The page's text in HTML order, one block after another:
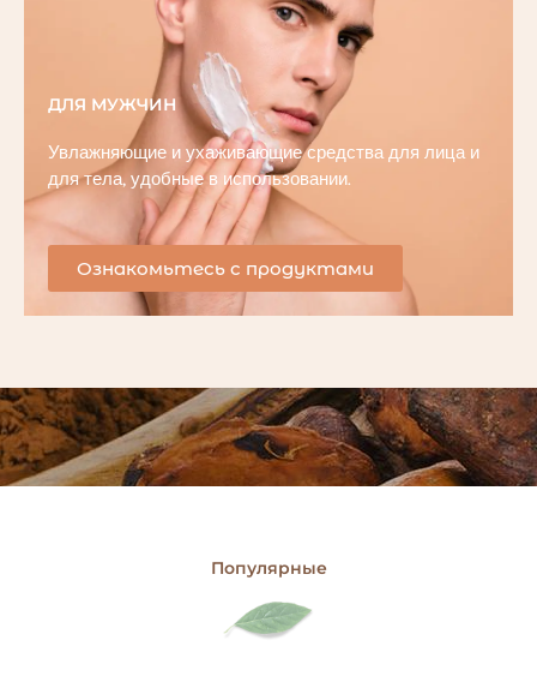
ДЛЯ МУЖЧИН
Увлажняющие и ухаживающие средства для лица и
для тела, удобные в использовании.
Ознакомьтесь с продуктами
Популярные